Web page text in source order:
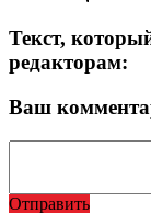
Текст,
редакторам:
Ваш
Отправить